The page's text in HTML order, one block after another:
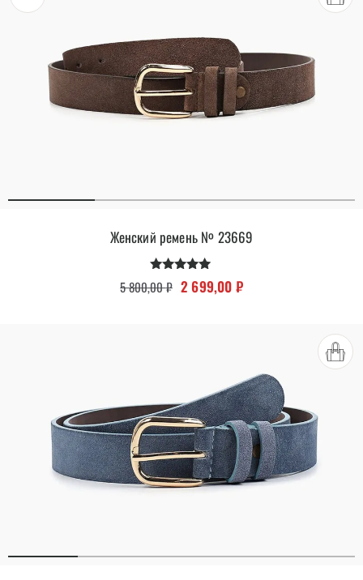
Женский ремень № 23669
Оценка
4.83
5 800,00₽ Первоначальная цена
2 699,00 ₽Текущая цена: 2